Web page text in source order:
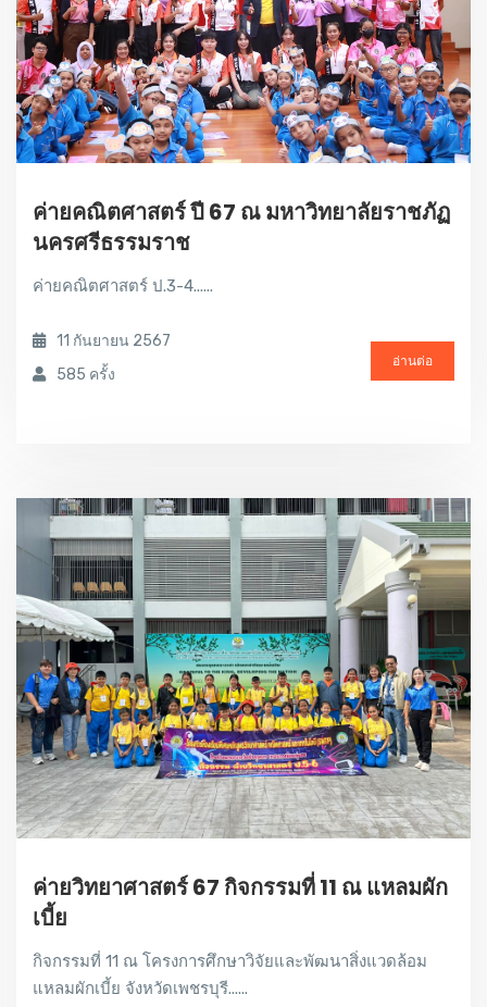
ค่ายคณิตศาสตร์ ปี 67 ณ มหาวิทยาลัยราชภัฏ
นครศรีธรรมราช
ค่ายคณิตศาสตร์ ป.3-4......
11 กันยายน 2567
585 ครั้ง
อ่านต่อ
ค่ายวิทยาศาสตร์ 67 กิจกรรมที่ 11 ณ แหลมผัก
เบี้ย
กิจกรรมที่ 11 ณ โครงการศึกษาวิจัยและพัฒนาสิ่งแวดล้อม
แหลมผักเบี้ย จังหวัดเพชรบุรี......